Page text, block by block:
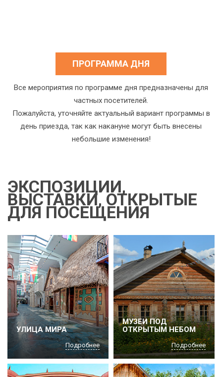
ПРОГРАММА ДНЯ
Все мероприятия по программе дня предназначены для
частных посетителей.
Пожалуйста, уточняйте актуальный вариант программы в
день приезда, так как накануне могут быть внесены
небольшие изменения!
ЭКСПОЗИЦИИ,
ВЫСТАВКИ, ОТКРЫТЫЕ
ДЛЯ ПОСЕЩЕНИЯ
УЛИЦА МИРА
Подробнее
МУЗЕИ ПОД
ОТКРЫТЫМ НЕБОМ
Подробнее